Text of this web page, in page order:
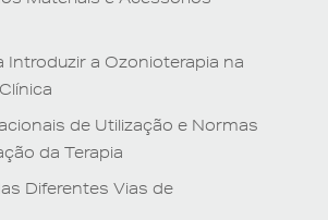
Introduzir a Ozonioterapia na
de Utilização e Normas
da Terapia
Diferentes Vias de